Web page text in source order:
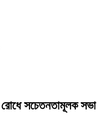
রোধে সচেতনতামূলক সভা